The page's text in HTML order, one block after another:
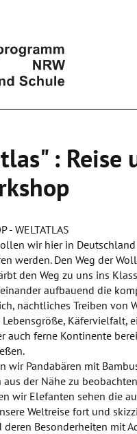
: Reise
- WELTATLAS
wir hier in
werden. Den Weg der
den Weg zu uns ins
aufbauend die
nächtliches Treiben
Lebensgröße, Käfervielfalt,
auch ferne Kontinente
wir Pandabären mit
der Nähe zu
wir Elefanten sehen die
Weltreise fort und
deren Besonderheiten mit